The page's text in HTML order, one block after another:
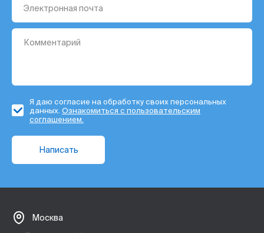
Я даю согласие на обработку своих персональных
данных. Ознакомиться с пользовательским
соглашением.
Написать
Москва